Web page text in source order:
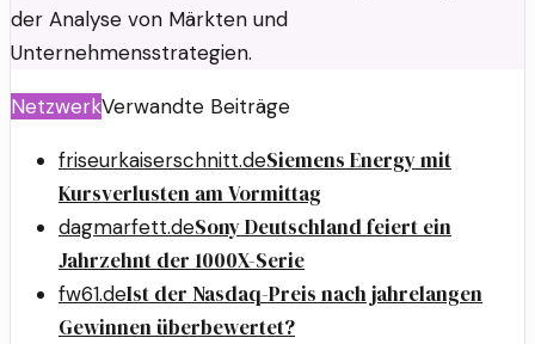
der Analyse von Märkten und
Unternehmensstrategien.
NetzwerkVerwandte Beiträge
friseurkaiserschnitt.deSiemens Energy mit
Kursverlusten am Vormittag
dagmarfett.deSony Deutschland feiert ein
Jahrzehnt der 1000X-Serie
fw61.deIst der Nasdaq-Preis nach jahrelangen
Gewinnen überbewertet?